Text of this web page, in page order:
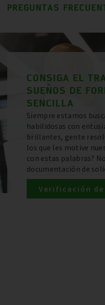
PREGUNTAS
CONSIGA EL
SUEÑOS DE
SENCILLA
Siempre estamos
habilidosas con
brillantes, gente
los que les motive
con estas palabras?
documentación de
Verificación